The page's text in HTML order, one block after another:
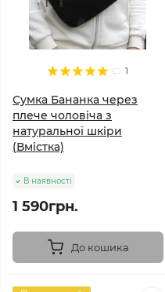
1
Сумка Бананка через
плече чоловіча з
натуральної шкіри
(Вмістка)
В наявності
1 590грн.
До кошика